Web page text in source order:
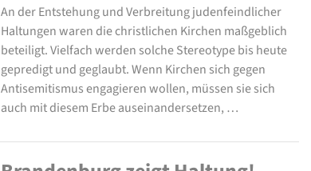
An der Entstehung und Verbreitung judenfeindlicher
Haltungen waren die christlichen Kirchen maßgeblich
beteiligt. Vielfach werden solche Stereotype bis heute
gepredigt und geglaubt. Wenn Kirchen sich gegen
Antisemitismus engagieren wollen, müssen sie sich
auch mit diesem Erbe auseinandersetzen, …